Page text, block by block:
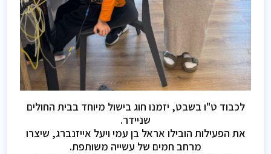
לכבוד ט"ו בשבט, יזמנו חוג בישול מיוחד בבית החולים
שניידר.
את הפעילות הובילו אראל בן עמי ויעל אייזנברג, שיצרו
מרחב חמים של עשייה משותפת.